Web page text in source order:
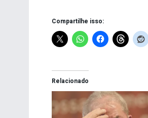
Compartilhe isso:
Relacionado